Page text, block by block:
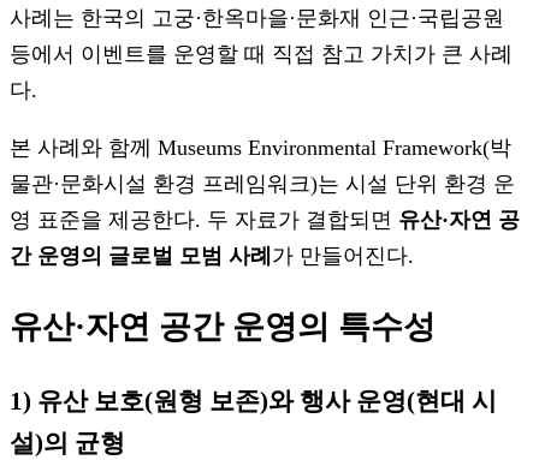
사례는 한국의 고궁·한옥마을·문화재 인근·국립공원
등에서 이벤트를 운영할 때 직접 참고 가치가 큰 사례
다.
본 사례와 함께 Museums Environmental Framework(박
물관·문화시설 환경 프레임워크)는 시설 단위 환경 운
영 표준을 제공한다. 두 자료가 결합되면 유산·자연 공
간 운영의 글로벌 모범 사례 가 만들어진다.
유산·자연 공간 운영의 특수성
1) 유산 보호(원형 보존)와 행사 운영(현대 시
설)의 균형